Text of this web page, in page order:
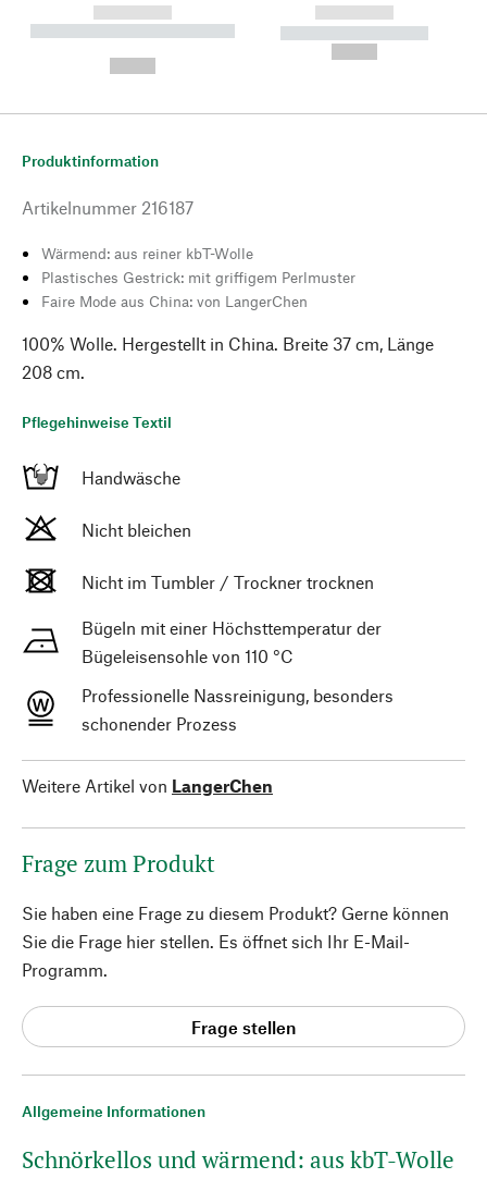
------------
----------- ----------- --------
------------
----------- -----------
Allgemeine Informationen
Schnörkellos und wärmend: aus kbT-Wolle
Produktinformation
Artikelnummer 216187
Wärmend: aus reiner kbT-Wolle
Plastisches Gestrick: mit griffigem Perlmuster
Faire Mode aus China: von LangerChen
100% Wolle. Hergestellt in China. Breite 37 cm, Länge
208 cm.
Pflegehinweise Textil
Handwäsche
Nicht bleichen
Nicht im Tumbler / Trockner trocknen
Bügeln mit einer Höchsttemperatur der
Bügeleisensohle von 110 °C
Professionelle Nassreinigung, besonders
schonender Prozess
Weitere Artikel von LangerChen
Frage zum Produkt
Sie haben eine Frage zu diesem Produkt? Gerne können
Sie die Frage hier stellen. Es öffnet sich Ihr E-Mail-
Programm.
Frage stellen